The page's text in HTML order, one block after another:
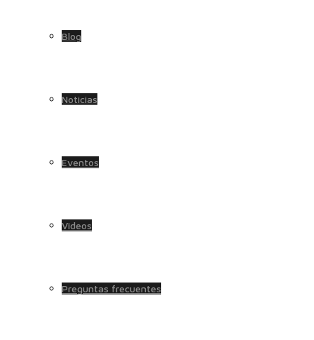
Blog
Noticias
Eventos
Videos
Preguntas frecuentes